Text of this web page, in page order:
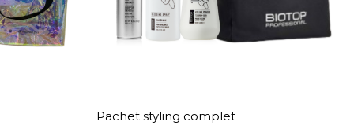
Pachet styling complet